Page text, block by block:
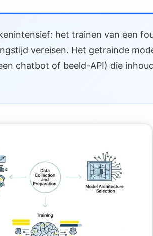
het trainen van een
vereisen. Het getrainde
chatbot of beeld-API) die